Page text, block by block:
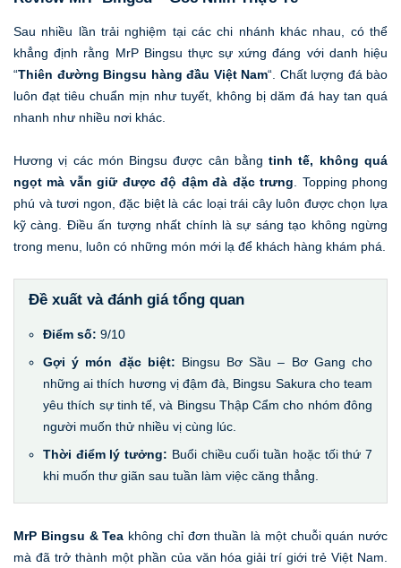
Sau nhiều lần trải nghiệm tại các chi nhánh khác nhau, có thể
khẳng định rằng MrP Bingsu thực sự xứng đáng với danh hiệu
“Thiên đường Bingsu hàng đầu Việt Nam“. Chất lượng đá bào
luôn đạt tiêu chuẩn mịn như tuyết, không bị dăm đá hay tan quá
nhanh như nhiều nơi khác.
Hương vị các món Bingsu được cân bằngtinh tế, không quá
ngọt mà vẫn giữ được độ đậm đà đặc trưng. Topping phong
phú và tươi ngon, đặc biệt là các loại trái cây luôn được chọn lựa
kỹ càng. Điều ấn tượng nhất chính là sự sáng tạo không ngừng
trong menu, luôn có những món mới lạ để khách hàng khám phá.
Đề xuất và đánh giá tổng quan
Điểm số: 9/10
Gợi ý món đặc biệt: Bingsu Bơ Sầu – Bơ Gang cho
những ai thích hương vị đậm đà, Bingsu Sakura cho team
yêu thích sự tinh tế, và Bingsu Thập Cẩm cho nhóm đông
người muốn thử nhiều vị cùng lúc.
Thời điểm lý tưởng: Buổi chiều cuối tuần hoặc tối thứ 7
khi muốn thư giãn sau tuần làm việc căng thẳng.
MrP Bingsu & Tea không chỉ đơn thuần là một chuỗi quán nước
mà đã trở thành một phần của văn hóa giải trí giới trẻ Việt Nam.